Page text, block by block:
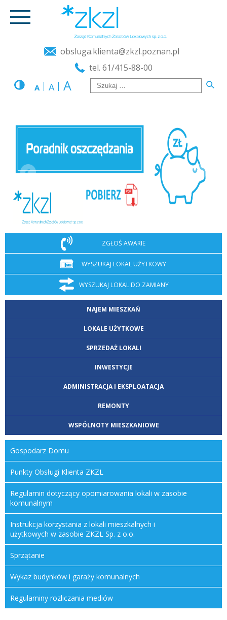
obsluga.klienta@zkzl.poznan.pl
tel. 61/415-88-00
A A A
ZGŁOŚ AWARIE
WYSZUKAJ LOKAL UŻYTKOWY
WYSZUKAJ LOKAL DO ZAMIANY
NAJEM MIESZKAŃ
LOKALE UŻYTKOWE
SPRZEDAŻ LOKALI
INWESTYCJE
ADMINISTRACJA I EKSPLOATACJA
REMONTY
WSPÓLNOTY MIESZKANIOWE
Gospodarz Domu
Punkty Obsługi Klienta ZKZL
Regulamin dotyczący opomiarowania lokali w zasobie
komunalnym
Instrukcja korzystania z lokali mieszkalnych i
użytkowych w zasobie ZKZL Sp. z o.o.
Sprzątanie
Wykaz budynków i garaży komunalnych
Regulaminy rozliczania mediów